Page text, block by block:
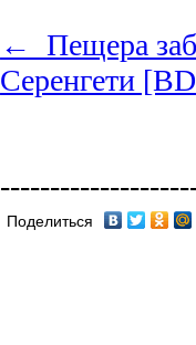
← Пещера
Серенгети
Поделиться